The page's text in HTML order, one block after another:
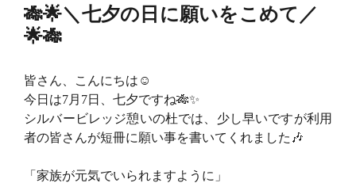
🎋🌟＼七夕の日に願いをこめて／
🌟🎋
皆さん、こんにちは☺️
今日は7月7日、七夕ですね🎋✨
シルバービレッジ憩いの杜では、少し早いですが利用
者の皆さんが短冊に願い事を書いてくれました🎶
「家族が元気でいられますように」